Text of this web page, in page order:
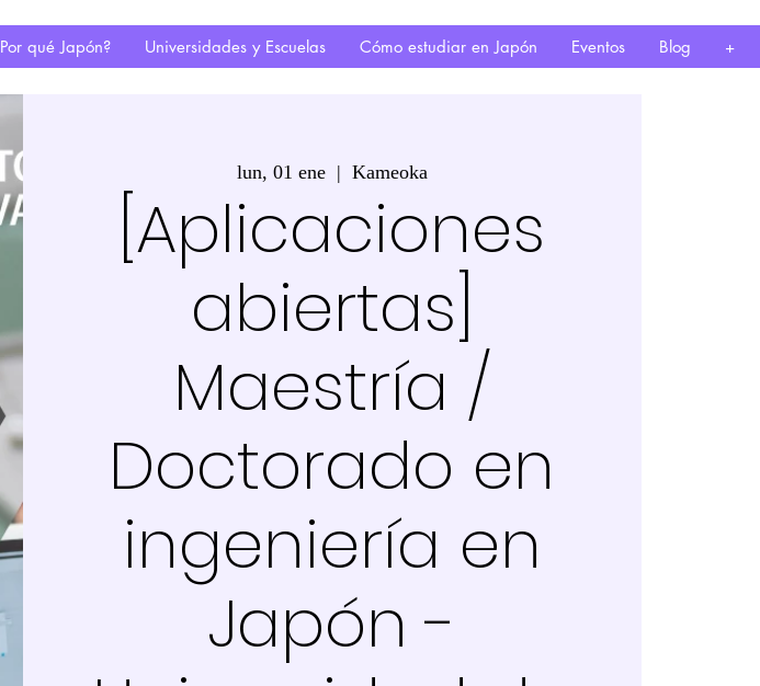
Por qué Japón? Universidades y Escuelas Cómo estudiar en Japón Eventos Blog +
lun, 01 ene
  |
Kameoka
[Aplicaciones
abiertas]
Maestría /
Doctorado en
ingeniería en
Japón -